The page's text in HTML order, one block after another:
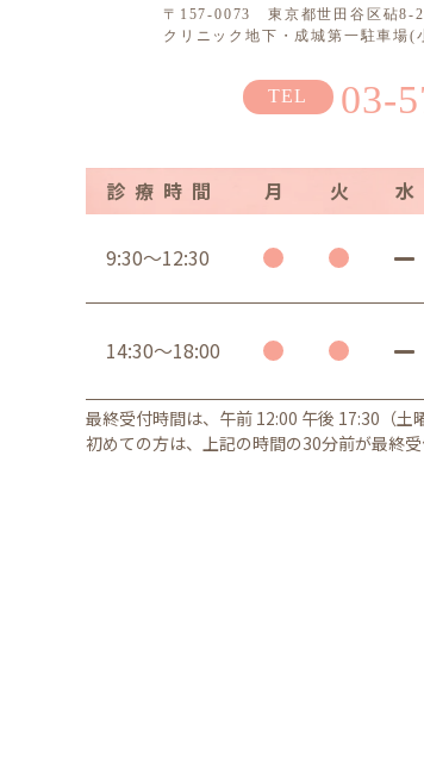
〒157-0073 東京都世田谷区砧8-
クリニック地下・成城第一駐車場
03-
診療時間 月 火 水
9:30～12:30
14:30～18:00
最終受付時間は、午前 12:00 午後 17:30（土
初めての方は、上記の時間の30分前が最終受